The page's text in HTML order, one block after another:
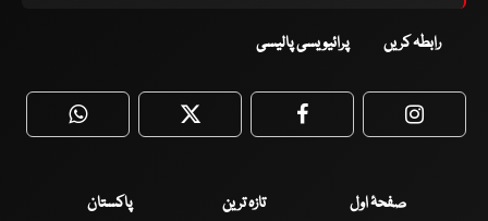
رابطہ کریں پرائیویسی پالیسی
WhatsApp Twitter Facebook
صفحۂ اول تازہ ترین
پاکستان